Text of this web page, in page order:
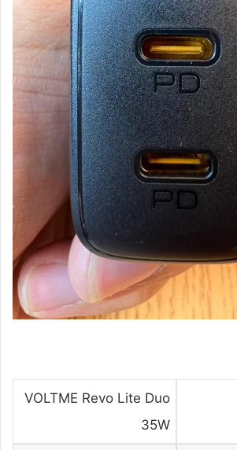
VOLTME Revo Lite Duo
35W